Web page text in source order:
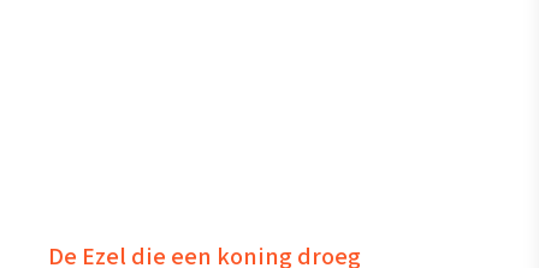
De Ezel die een koning droeg